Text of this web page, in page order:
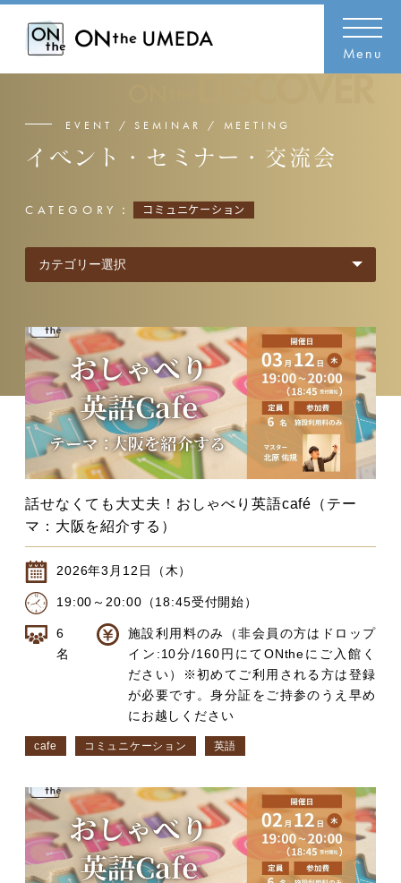
Menu
EVENT / SEMINAR / MEETING
イベント・セミナー・交流会
CATEGORY： コミュニケーション
話せなくても大丈夫！おしゃべり英語café（テー
マ：大阪を紹介する）
2026年3月12日（木）
19:00～20:00（18:45受付開始）
6
名
施設利用料のみ（非会員の方はドロップ
イン:10分/160円にてONtheにご入館く
ださい）※初めてご利用される方は登録
が必要です。身分証をご持参のうえ早め
にお越しください
cafe コミュニケーション 英語